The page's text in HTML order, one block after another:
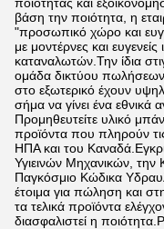
βάση την ποιότητα, η
"προσωπικό χώρο και
με μοντέρνες και
καταναλωτών.Την ίδια
ομάδα δικτύου πωλήσεων
στο εξωτερικό έχουν
σήμα να γίνει ένα
Προμηθευτείτε υλικό
προϊόντα που πληρούν
ΗΠΑ και του
Υγιεινών Μηχανικών,
Παγκόσμιο Κώδικα
έτοιμα για πώληση και
τα τελικά προϊόντα
διασφαλιστεί η